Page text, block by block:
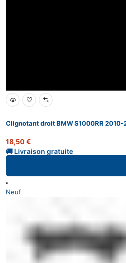
Clignotant droit BMW S1000RR
18,50 €
Neuf